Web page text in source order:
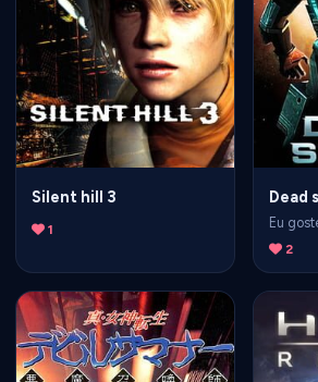
Silent hill 3
1
Dead
Eu
2